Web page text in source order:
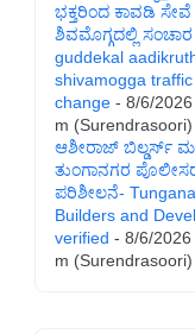
ಭಕ್ತರಿಂದ ಕಾವಡಿ
ಶಿವಮೊಗ್ಗದಲ್ಲಿ
guddekal
shivamogga
change - 8/6/2026
m (Surendrasoori)
ಆಶೀರಾಜ್ ಬಿಲ್ಡರ್ಸ್
ತುಂಗಾನಗರ
ಪರಿಶೀಲನೆ-
Builders and
verified - 8/6/2026
m (Surendrasoori)